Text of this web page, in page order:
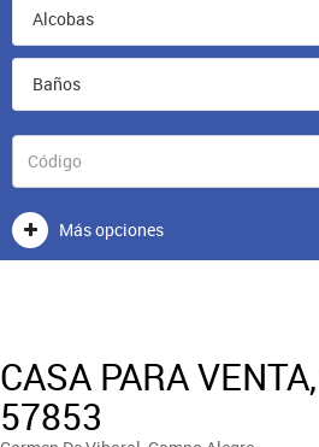
Más opciones
CASA PARA
57853